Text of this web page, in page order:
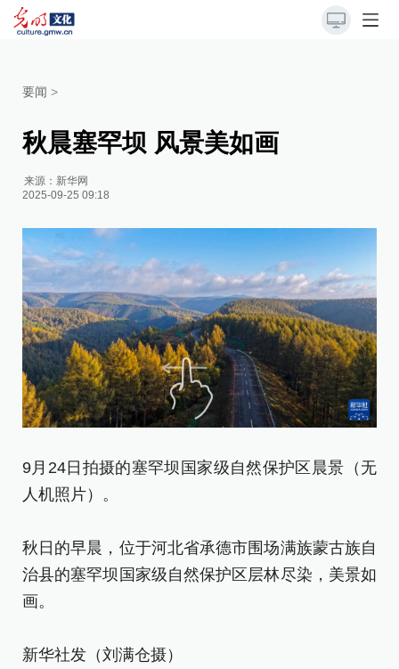
要闻 >
秋晨塞罕坝 风景美如画
来源： 新华网
2025-09-25 09:18
9月24日拍摄的塞罕坝国家级自然保护区晨景（无
人机照片）。
秋日的早晨，位于河北省承德市围场满族蒙古族自
治县的塞罕坝国家级自然保护区层林尽染，美景如
画。
新华社发（刘满仓摄）